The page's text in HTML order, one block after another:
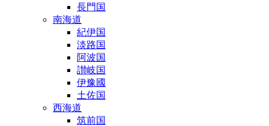
長門国
南海道
紀伊国
淡路国
阿波国
讃岐国
伊豫國
土佐国
西海道
筑前国